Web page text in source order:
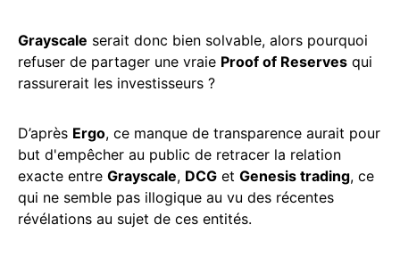
Grayscale serait donc bien solvable, alors pourquoi
refuser de partager une vraie Proof of Reserves qui
rassurerait les investisseurs ?
D’après Ergo, ce manque de transparence aurait pour
but d'empêcher au public de retracer la relation
exacte entre Grayscale, DCG et Genesis trading, ce
qui ne semble pas illogique au vu des récentes
révélations au sujet de ces entités.